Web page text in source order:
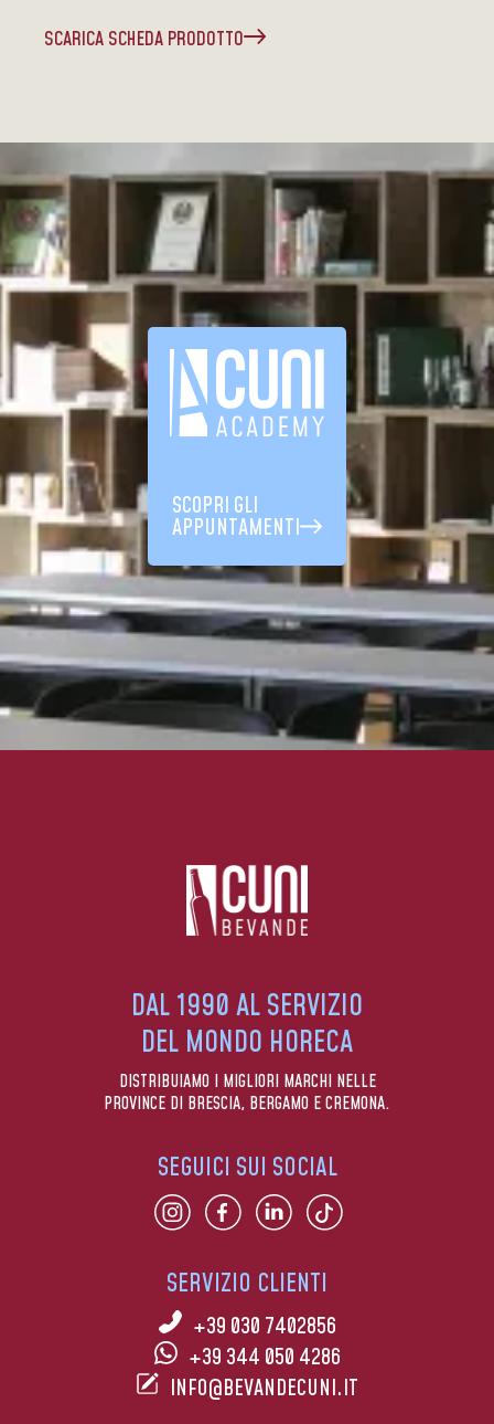
SCARICA SCHEDA PRODOTTO
SCOPRI GLI
APPUNTAMENTI
DAL 1990 AL SERVIZIO
DEL MONDO HORECA
DISTRIBUIAMO I MIGLIORI MARCHI NELLE
PROVINCE DI BRESCIA, BERGAMO E CREMONA.
SERVIZIO CLIENTI
+39 030 7402856
+39 344 050 4286
INFO@BEVANDECUNI.IT
SEGUICI SUI SOCIAL